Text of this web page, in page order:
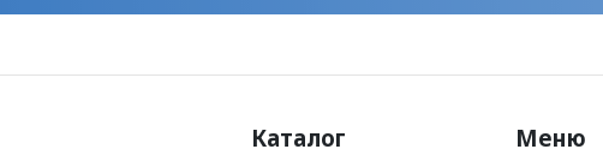
Каталог Меню